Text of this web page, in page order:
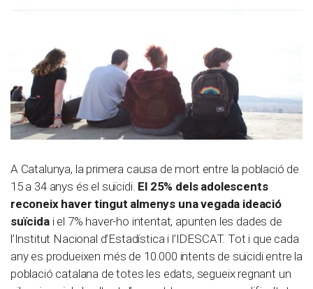
A Catalunya, la primera causa de mort entre la població de
15 a 34 anys és el suïcidi. El 25% dels adolescents
reconeix haver tingut almenys una vegada ideació
suïcidai el 7% haver-ho intentat, apunten les dades de
l’Institut Nacional d’Estadística i l’IDESCAT. Tot i que cada
any es produeixen més de 10.000 intents de suïcidi entre la
població catalana de totes les edats, segueix regnant un